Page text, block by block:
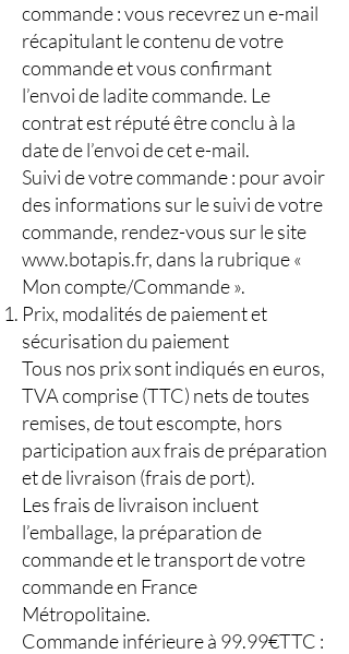
commande : vous recevrez un e-mail
récapitulant le contenu de votre
commande et vous confirmant
l’envoi de ladite commande. Le
contrat est réputé être conclu à la
date de l’envoi de cet e-mail.
Suivi de votre commande : pour avoir
des informations sur le suivi de votre
commande, rendez-vous sur le site
www.botapis.fr, dans la rubrique «
Mon compte/Commande ».
Prix, modalités de paiement et
sécurisation du paiement
Tous nos prix sont indiqués en euros,
TVA comprise (TTC) nets de toutes
remises, de tout escompte, hors
participation aux frais de préparation
et de livraison (frais de port).
Les frais de livraison incluent
l’emballage, la préparation de
commande et le transport de votre
commande en France
Métropolitaine.
Commande inférieure à 99.99€TTC :